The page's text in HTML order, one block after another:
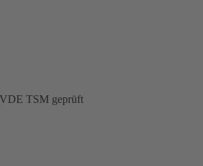
VDE TSM geprüft